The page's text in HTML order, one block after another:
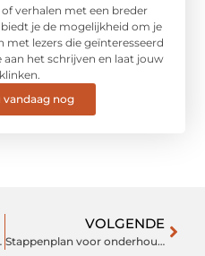
verhalen met een breder
je de mogelijkheid om je
met lezers die geïnteresseerd
het schrijven en laat jouw
vandaag nog
niet kleur
VOLGENDE
Stappenplan voor onderhoud in huis en buiten